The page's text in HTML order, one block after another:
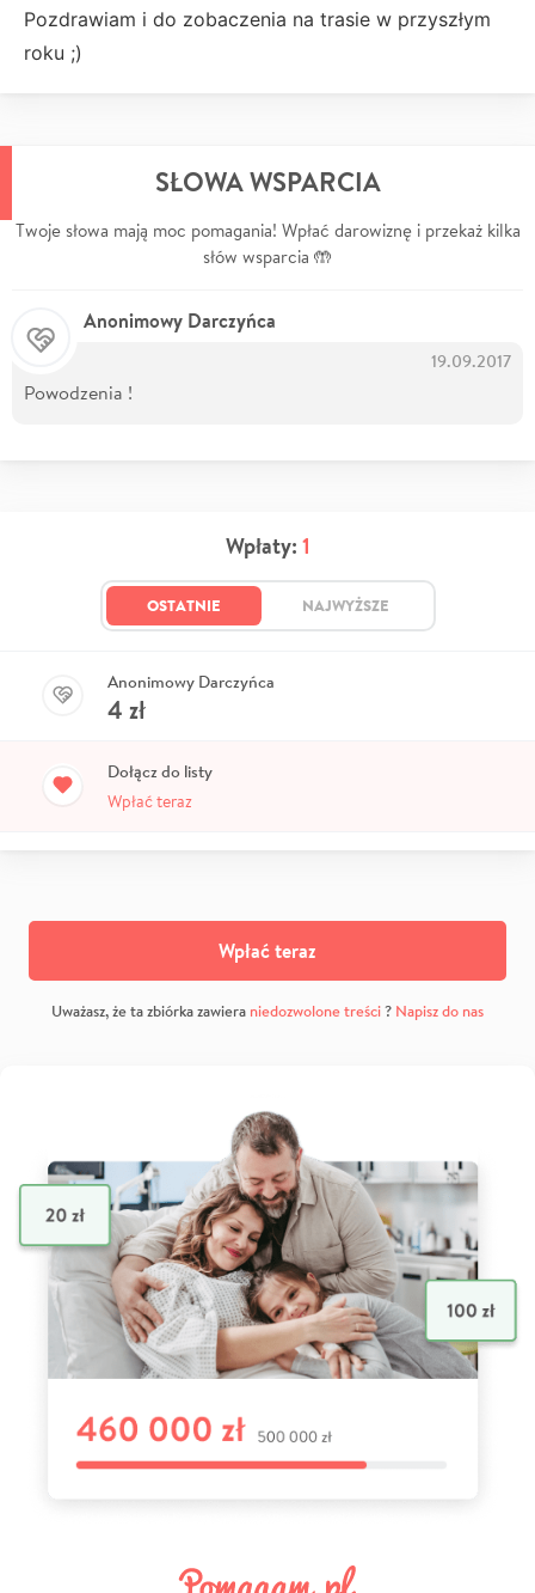
Pozdrawiam i do zobaczenia na trasie w przyszłym
roku ;)
SŁOWA WSPARCIA
Twoje słowa mają moc pomagania! Wpłać darowiznę i przekaż kilka
słów wsparcia 🤲
Anonimowy Darczyńca
19.09.2017
Powodzenia !
Wpłaty: 1
OSTATNIE NAJWYŻSZE
Anonimowy Darczyńca
4 zł
Dołącz do listy
Wpłać teraz
Wpłać teraz
Uważasz, że ta zbiórka zawiera niedozwolone treści? Napisz do nas